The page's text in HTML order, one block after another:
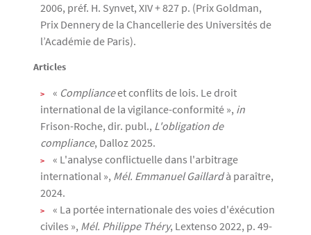
2006, préf. H. Synvet, XIV + 827 p. (Prix Goldman,
Prix Dennery de la Chancellerie des Universités de
l’Académie de Paris).
Articles
« Complianceet conflits de lois. Le droit
international de la vigilance-conformité », in
Frison-Roche, dir. publ., L'obligation de
compliance, Dalloz 2025.
« L'analyse conflictuelle dans l'arbitrage
international », Mél. Emmanuel Gaillardà paraître,
2024.
« La portée internationale des voies d'éxécution
civiles », Mél. Philippe Théry, Lextenso 2022, p. 49-